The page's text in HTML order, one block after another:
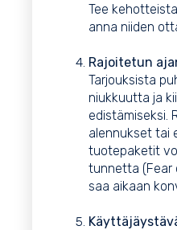
Tee
anna niiden
Rajoitetun
Tarjouksista
niukkuutta ja
edistämiseksi.
alennukset tai
tuotepaketit
tunnetta (Fear
saa aikaan